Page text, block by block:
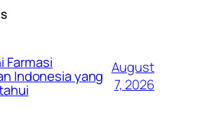
Farmasi
Indonesia yang August
7, 2026